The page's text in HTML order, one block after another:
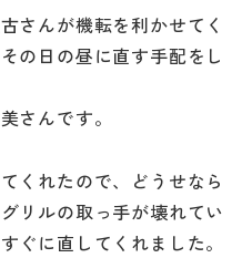
さんが機転を利かせてく
の日の昼に直す手配をし
さんです。
くれたので、どうせなら
リルの取っ手が壊れてい
ぐに直してくれました。